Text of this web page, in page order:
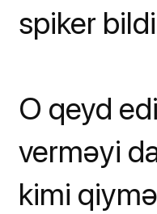
spiker
O qeyd
verməyi
kimi